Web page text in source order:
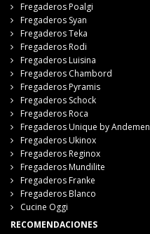
Fregaderos Poalgi
Fregaderos Syan
Fregaderos Teka
Fregaderos Rodi
Fregaderos Luisina
Fregaderos Chambord
Fregaderos Pyramis
Fregaderos Schock
Fregaderos Roca
Fregaderos Unique by Andemen
Fregaderos Ukinox
Fregaderos Reginox
Fregaderos Mundilite
Fregaderos Franke
Fregaderos Blanco
Cucine Oggi
RECOMENDACIONES